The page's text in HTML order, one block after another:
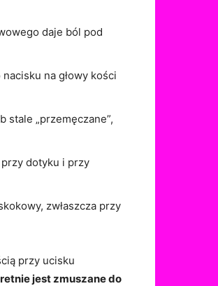
daje ból pod
na głowy kości
stale „przemęczane”,
dotyku i przy
zwłaszcza przy
przy ucisku
jest zmuszane do